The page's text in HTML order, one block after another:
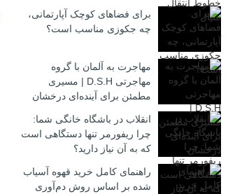
برای فضاهای کوچک آپارتمانی،
چه جکوزی مناسب است؟
مهاجرت به آلمان با گروه
مهاجرتی D.S.H | مسیری
مطمئن برای آینده‌ای درخشان
انقلاب در باشگاه خانگی شما:
چرا ریفورمر تنها دستگاهی است
که به آن نیاز دارید؟
راهنمای کامل خرید قهوه آسیاب
شده بر اساس روش دم‌آوری